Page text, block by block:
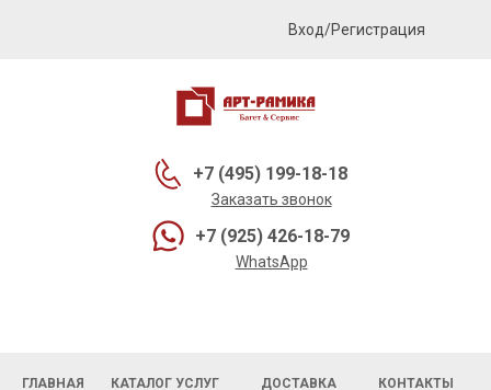
Вход/Регистрация
+7 (495) 199-18-18
Заказать звонок
+7 (925) 426-18-79
WhatsApp
ГЛАВНАЯ КАТАЛОГ УСЛУГ ДОСТАВКА КОНТАКТЫ